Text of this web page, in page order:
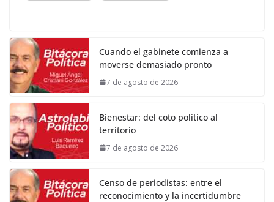
Cuando el gabinete comienza a
moverse demasiado pronto
7 de agosto de 2026
Bienestar: del coto político al
territorio
7 de agosto de 2026
Censo de periodistas: entre el
reconocimiento y la incertidumbre